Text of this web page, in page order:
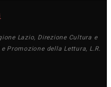
Lazio, Direzione Cultura e
Promozione della Lettura, L.R.